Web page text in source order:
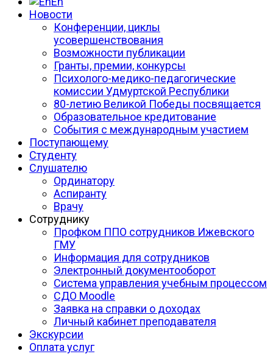
Новости
Конференции, циклы
усовершенствования
Возможности публикации
Гранты, премии, конкурсы
Психолого-медико-педагогические
комиссии Удмуртской Республики
80-летию Великой Победы посвящается
Образовательное кредитование
События с международным участием
Поступающему
Студенту
Слушателю
Ординатору
Аспиранту
Врачу
Сотруднику
Профком ППО сотрудников Ижевского
ГМУ
Информация для сотрудников
Электронный документооборот
Система управления учебным процессом
СДО Moodle
Заявка на справки о доходах
Личный кабинет преподавателя
Экскурсии
Оплата услуг